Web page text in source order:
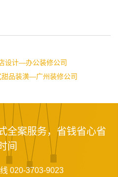
设计—办公装修公司
甜品装潢—广州装修公司
全案服务，省钱省心省
间
020-3703-9023